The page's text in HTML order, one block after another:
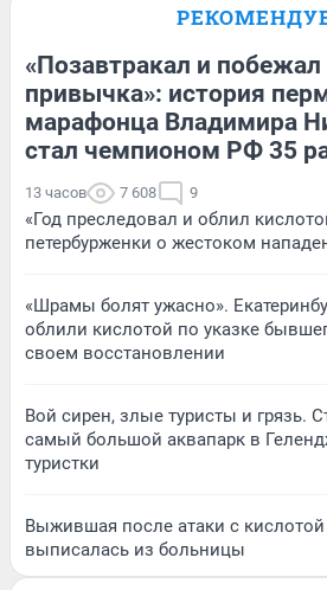
«Позавтракал и
привычка»: история
марафонца Владимира
стал чемпионом РФ 35
13 часов 7 608 9
«Год преследовал и облил
петербурженки о жестоком
«Шрамы болят ужасно».
облили кислотой по указке
своем восстановлении
Вой сирен, злые туристы и грязь.
самый большой аквапарк в
туристки
Выжившая после атаки с кислотой
выписалась из больницы